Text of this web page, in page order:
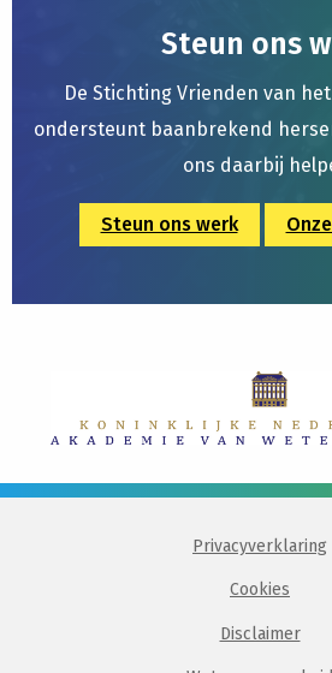
Steun ons
De Stichting Vrienden van
ondersteunt baanbrekend
ons daarbij
Steun ons werk
Privacyverklaring
Cookies
Disclaimer